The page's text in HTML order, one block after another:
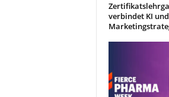
verbindet KI und